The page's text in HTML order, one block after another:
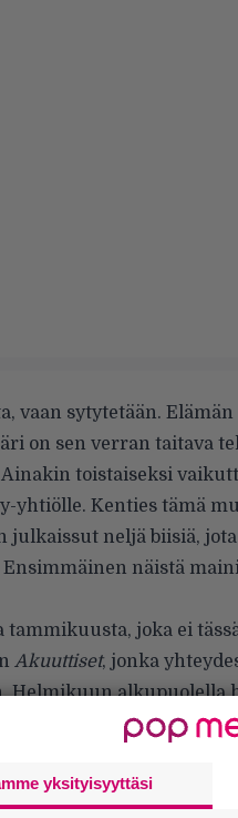
vaan sytytetään.
on sen verran taitava
toistaiseksi
yhtiölle. Kenties tämä
julkaissut neljä biisiä,
näistä
joka ei
Akuuttiset, jonka
Helmikuun alkupuolella
Kuluvana
yksityisyyttäsi